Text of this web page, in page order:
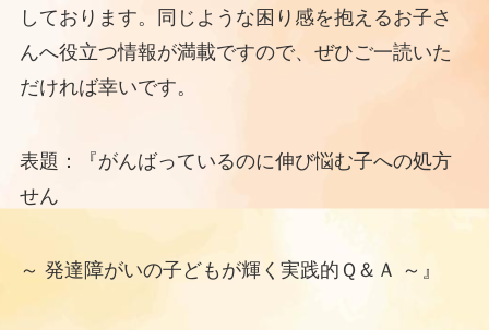
しております。同じような困り感を抱えるお子さ
んへ役立つ情報が満載ですので、ぜひご一読いた
だければ幸いです。
表題：『がんばっているのに伸び悩む子への処方
せん
～ 発達障がいの子どもが輝く実践的Ｑ＆Ａ ～』